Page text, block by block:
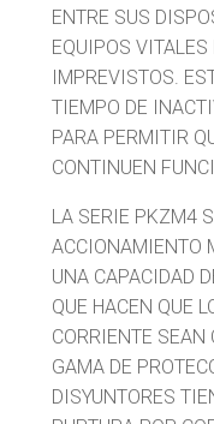
ENTRE SUS
EQUIPOS
IMPREVISTOS.
TIEMPO DE
PARA PERMITIR
CONTINUEN
LA SERIE PKZM4
ACCIONAMIENTO
UNA CAPACIDAD
QUE HACEN QUE
CORRIENTE
GAMA DE
DISYUNTORES